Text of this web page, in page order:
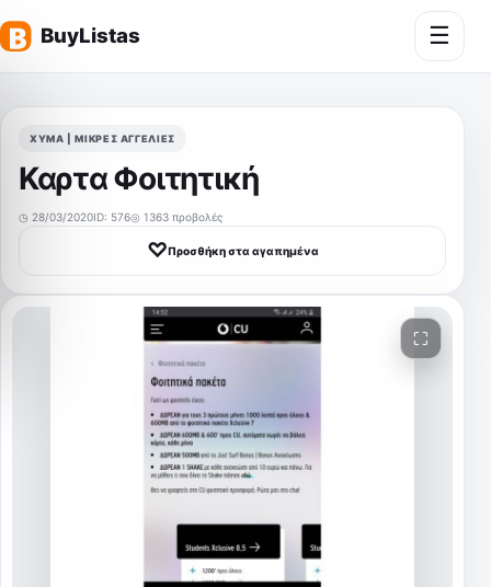
☰
ΧΎΜΑ | ΜΙΚΡΈΣ ΑΓΓΕΛΊΕΣ
Καρτα Φοιτητική
◷ 28/03/2020ID: 576◎ 1363 προβολές
♡Προσθήκη στα αγαπημένα